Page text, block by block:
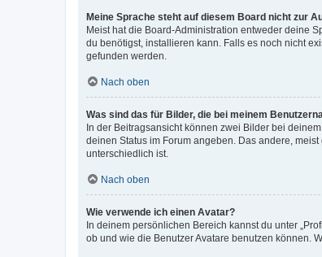
Meine Sprache steht auf diesem Board nicht zur
Meist hat die Board-Administration entweder deine
du benötigst, installieren kann. Falls es noch nicht
gefunden werden.
Nach oben
Was sind das für Bilder, die bei meinem
In der Beitragsansicht können zwei Bilder bei
deinen Status im Forum angeben. Das andere,
unterschiedlich ist.
Nach oben
Wie verwende ich einen Avatar?
In deinem persönlichen Bereich kannst du unter
ob und wie die Benutzer Avatare benutzen können.